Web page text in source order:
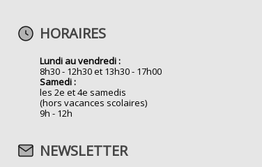
HORAIRES
Lundi au vendredi :
8h30 - 12h30 et 13h30 - 17h00
Samedi :
les 2e et 4e samedis
(hors vacances scolaires)
9h - 12h
NEWSLETTER